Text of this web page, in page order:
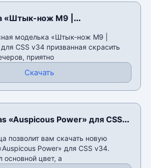
«Штык-нож M9 |
для CSS v34
моделька «Штык-нож M9 |
CSS v34 призванная скрасить
приятно
Скачать
«Auspicous Power» для CSS
позволит вам скачать новую
Power» для CSS v34.
основной цвет, а